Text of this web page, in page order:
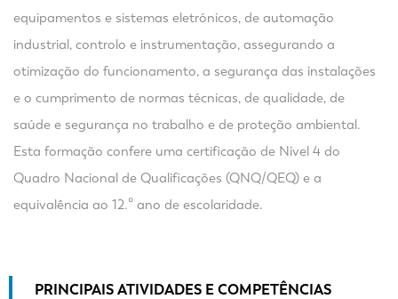
equipamentos e sistemas eletrónicos, de automação
industrial, controlo e instrumentação, assegurando a
otimização do funcionamento, a segurança das instalações
e o cumprimento de normas técnicas, de qualidade, de
saúde e segurança no trabalho e de proteção ambiental.
Esta formação confere uma certificação de Nível 4 do
Quadro Nacional de Qualificações (QNQ/QEQ) e a
equivalência ao 12.º ano de escolaridade.
PRINCIPAIS ATIVIDADES E COMPETÊNCIAS